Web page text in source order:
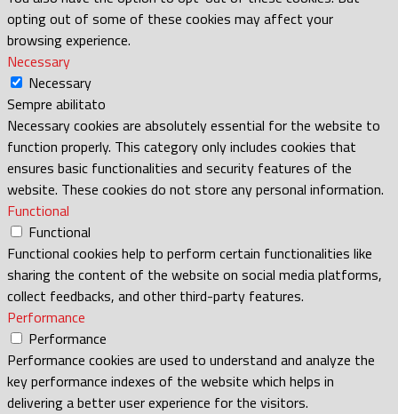
opting out of some of these cookies may affect your
browsing experience.
Necessary
Necessary
Sempre abilitato
Necessary cookies are absolutely essential for the website to
function properly. This category only includes cookies that
ensures basic functionalities and security features of the
website. These cookies do not store any personal information.
Functional
Functional
Functional cookies help to perform certain functionalities like
sharing the content of the website on social media platforms,
collect feedbacks, and other third-party features.
Performance
Performance
Performance cookies are used to understand and analyze the
key performance indexes of the website which helps in
delivering a better user experience for the visitors.